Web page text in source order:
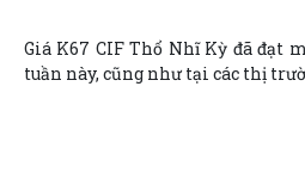
Giá K67 CIF Thổ Nhĩ Kỳ đã đạt
tuần này, cũng như tại các thị